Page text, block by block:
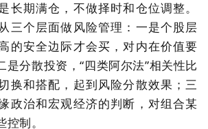
长期满仓，不做择时和仓位调整。
三个层面做风险管理：一是个股层
的安全边际才会买，对内在价值要
是分散投资，“四类阿尔法”相关性比
换和搭配，起到风险分散效果；三
政治和宏观经济的判断，对组合某
制。